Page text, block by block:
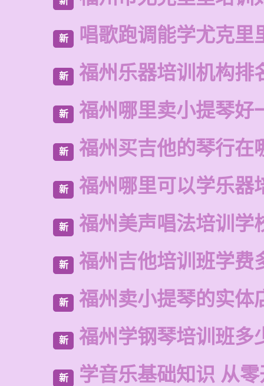
新 唱歌跑调能学尤克里
新 福州乐器培训机构排
新 福州哪里卖小提琴好
新 福州买吉他的琴行在
新 福州哪里可以学乐器
新 福州美声唱法培训学
新 福州吉他培训班学费
新 福州卖小提琴的实体
新 福州学钢琴培训班多
新 学音乐基础知识 从